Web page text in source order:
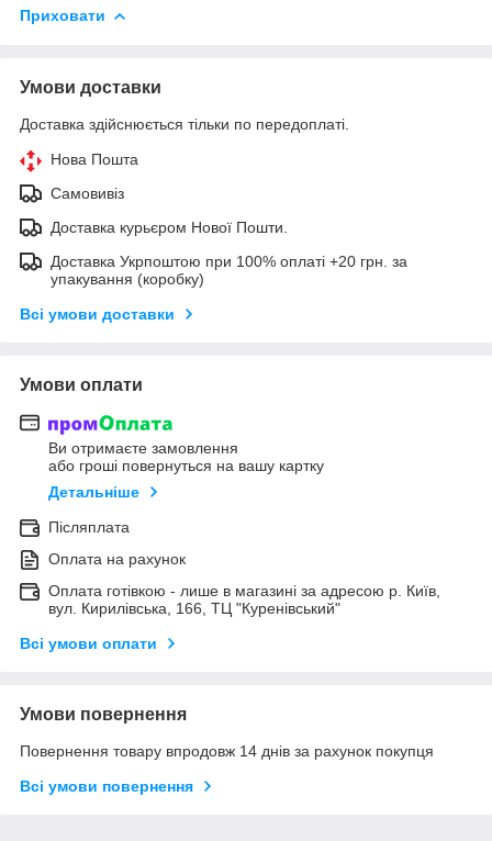
Приховати
Умови доставки
Доставка здійснюється тільки по передоплаті.
Нова Пошта
Самовивіз
Доставка курьєром Нової Пошти.
Доставка Укрпоштою при 100% оплаті +20 грн. за
упакування (коробку)
Всі умови доставки
Умови оплати
Ви отримаєте замовлення
або гроші повернуться на вашу картку
Детальніше
Післяплата
Оплата на рахунок
Оплата готівкою - лише в магазині за адресою р. Київ,
вул. Кирилівська, 166, ТЦ "Куренівський"
Всі умови оплати
Умови повернення
Повернення товару впродовж 14 днів за рахунок покупця
Всі умови повернення